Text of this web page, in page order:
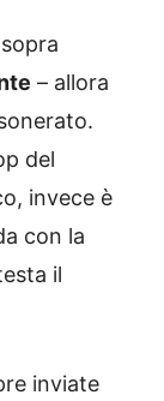
– allora
del
invece è
con la
il
inviate